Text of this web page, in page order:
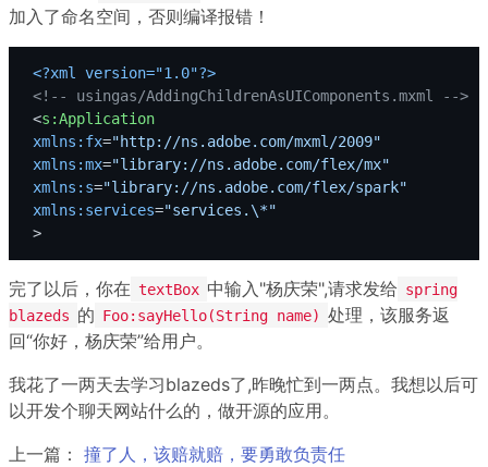
加入了命名空间，否则编译报错！
<?xml version="1.0"?>
<!-- usingas/AddingChildrenAsUIComponents.mxml -->
<s:Application
xmlns:fx="http://ns.adobe.com/mxml/2009"
xmlns:mx="library://ns.adobe.com/flex/mx"
xmlns:s="library://ns.adobe.com/flex/spark"
xmlns:services="services.\*"
>
完了以后，你在 textBox 中输入"杨庆荣",请求发给 spring
blazeds 的 Foo:sayHello(String name) 处理，该服务返
回“你好，杨庆荣”给用户。
我花了一两天去学习blazeds了,昨晚忙到一两点。我想以后可
以开发个聊天网站什么的，做开源的应用。
上一篇： 撞了人，该赔就赔，要勇敢负责任